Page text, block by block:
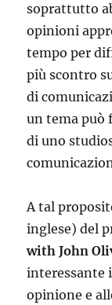
soprattutto
opinioni
tempo per
più scontro
di
un tema può
di uno
A tal
inglese) del
with John
interessante
opinione e